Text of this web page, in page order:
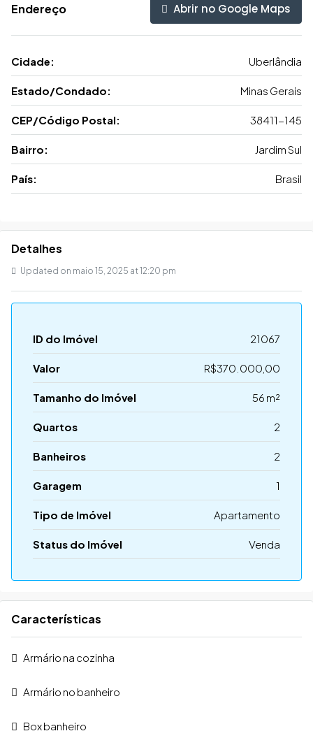
Endereço Abrir no Google Maps
Cidade: Uberlândia
Estado/Condado: Minas Gerais
CEP/Código Postal: 38411-145
Bairro: Jardim Sul
País: Brasil
Detalhes
Updated on maio 15, 2025 at 12:20 pm
ID do Imóvel 21067
Valor R$370.000,00
Tamanho do Imóvel 56 m²
Quartos 2
Banheiros 2
Garagem 1
Tipo de Imóvel Apartamento
Status do Imóvel Venda
Características
Armário na cozinha
Armário no banheiro
Box banheiro